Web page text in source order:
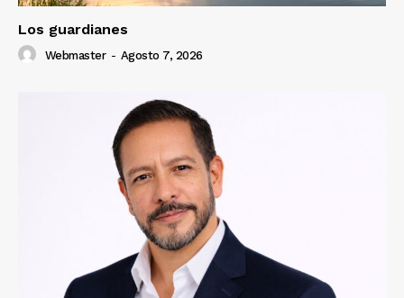
Los guardianes
Webmaster - Agosto 7, 2026